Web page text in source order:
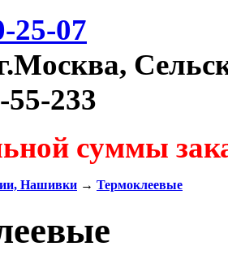
25-07
55-233
суммы
Нашивки → Термоклеевые